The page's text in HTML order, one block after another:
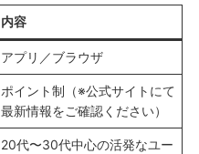
内容
アプリ／ブラウザ
ポイント制（※公式サイトにて
最新情報をご確認ください）
20代〜30代中心の活発なユー